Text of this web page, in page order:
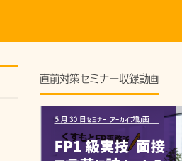
直前対策セミナー収録動画